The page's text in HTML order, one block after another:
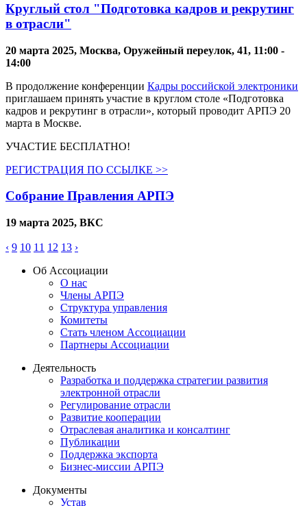
Круглый стол "Подготовка кадров и рекрутинг
в отрасли"
20 марта 2025, Москва, Оружейный переулок, 41, 11:00 -
14:00
В продолжение конференции Кадры российской электроники
приглашаем принять участие в круглом столе «Подготовка
кадров и рекрутинг в отрасли», который проводит АРПЭ 20
марта в Москве.
УЧАСТИЕ БЕСПЛАТНО!
РЕГИСТРАЦИЯ ПО ССЫЛКЕ >>
Собрание Правления АРПЭ
19 марта 2025, ВКС
‹ 9 10 11 12 13 ›
Об Ассоциации
О нас
Члены АРПЭ
Структура управления
Комитеты
Стать членом Ассоциации
Партнеры Ассоциации
Деятельность
Разработка и поддержка стратегии развития
электронной отрасли
Регулирование отрасли
Развитие кооперации
Отраслевая аналитика и консалтинг
Публикации
Поддержка экспорта
Бизнес-миссии АРПЭ
Документы
Устав